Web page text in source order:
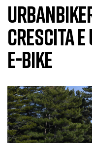
crescita
e-bike